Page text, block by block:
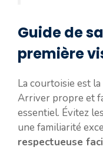
Guide de
première
La courtoisie est
Arriver propre et
essentiel. Évitez
une familiarité
respectueuse